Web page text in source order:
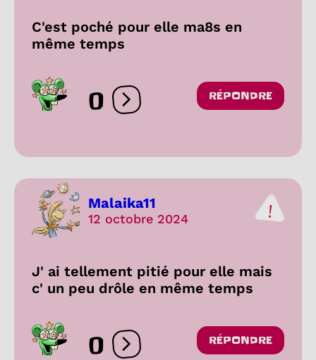
C'est poché pour elle ma8s en
même temps
0 Ouvrir les réactions
RÉPONDRE
Malaika11
12 octobre 2024
J' ai tellement pitié pour elle mais
c' un peu drôle en même temps
0 Ouvrir les réactions
RÉPONDRE